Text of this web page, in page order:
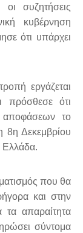
συζητήσεις
κυβέρνηση
ότι υπάρχει
εργάζεται
πρόσθεσε ότι
αποφάσεων το
8η Δεκεμβρίου
Ελλάδα.
που θα
και στην
τα απαραίτητα
σύντομα